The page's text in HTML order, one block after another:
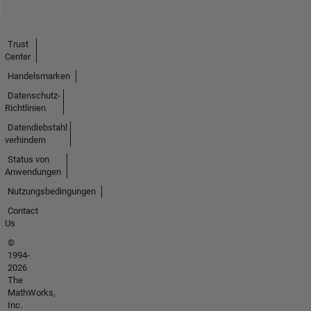
Trust
Center
Handelsmarken
Datenschutz-
Richtlinien
Datendiebstahl
verhindern
Status von
Anwendungen
Nutzungsbedingungen
Contact
Us
©
1994-
2026
The
MathWorks,
Inc.